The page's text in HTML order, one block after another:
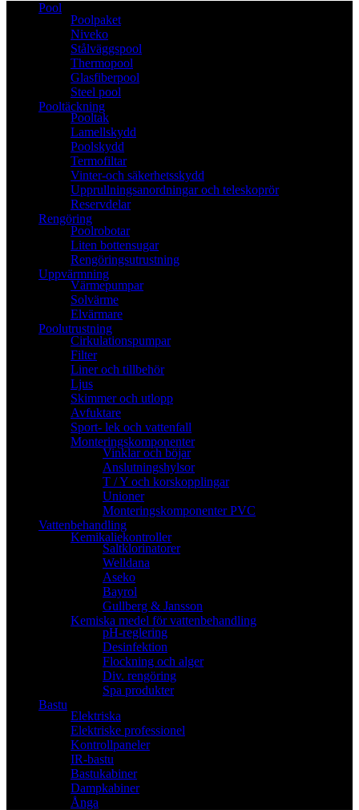
Pool
Poolpaket
Niveko
Stålväggspool
Thermopool
Glasfiberpool
Steel pool
Pooltäckning
Pooltak
Lamellskydd
Poolskydd
Termofiltar
Vinter-och säkerhetsskydd
Upprullningsanordningar och teleskoprör
Reservdelar
Rengöring
Poolrobotar
Liten bottensugar
Rengöringsutrustning
Uppvärmning
Värmepumpar
Solvärme
Elvärmare
Poolutrustning
Cirkulationspumpar
Filter
Liner och tillbehör
Ljus
Skimmer och utlopp
Avfuktare
Sport- lek och vattenfall
Monteringskomponenter
Vinklar och böjar
Anslutningshylsor
T / Y och korskopplingar
Unioner
Monteringskomponenter PVC
Vattenbehandling
Kemikaliekontroller
Saltklorinatorer
Welldana
Aseko
Bayrol
Gullberg & Jansson
Kemiska medel för vattenbehandling
pH-reglering
Desinfektion
Flockning och alger
Div. rengöring
Spa produkter
Bastu
Elektriska
Elektriske professionel
Kontrollpaneler
IR-bastu
Bastukabiner
Dampkabiner
Ånga